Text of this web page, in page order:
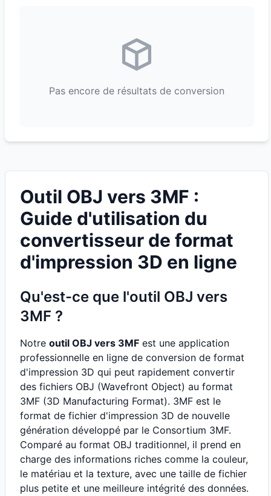
Pas encore de résultats de conversion
Outil OBJ vers 3MF :
Guide d'utilisation du
convertisseur de format
d'impression 3D en ligne
Qu'est-ce que l'outil OBJ vers
3MF ?
Notre outil OBJ vers 3MF est une application
professionnelle en ligne de conversion de format
d'impression 3D qui peut rapidement convertir
des fichiers OBJ (Wavefront Object) au format
3MF (3D Manufacturing Format). 3MF est le
format de fichier d'impression 3D de nouvelle
génération développé par le Consortium 3MF.
Comparé au format OBJ traditionnel, il prend en
charge des informations riches comme la couleur,
le matériau et la texture, avec une taille de fichier
plus petite et une meilleure intégrité des données.